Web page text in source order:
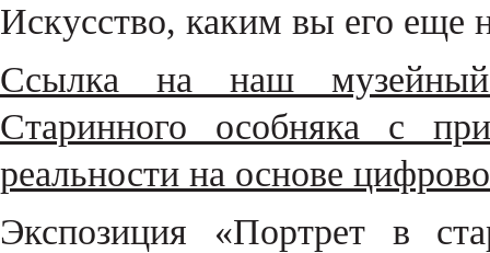
Искусство, каким вы его еще
Ссылка на наш музейный
Старинного особняка с
реальности на основе
Экспозиция «Портрет в